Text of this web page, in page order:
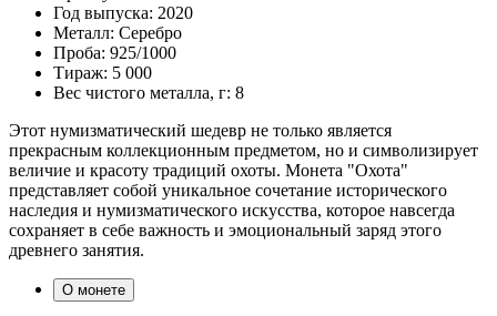
Год выпуска: 2020
Металл: Серебро
Проба: 925/1000
Тираж: 5 000
Вес чистого металла, г: 8
Этот нумизматический шедевр не только является
прекрасным коллекционным предметом, но и символизирует
величие и красоту традиций охоты. Монета "Охота"
представляет собой уникальное сочетание исторического
наследия и нумизматического искусства, которое навсегда
сохраняет в себе важность и эмоциональный заряд этого
древнего занятия.
О монете